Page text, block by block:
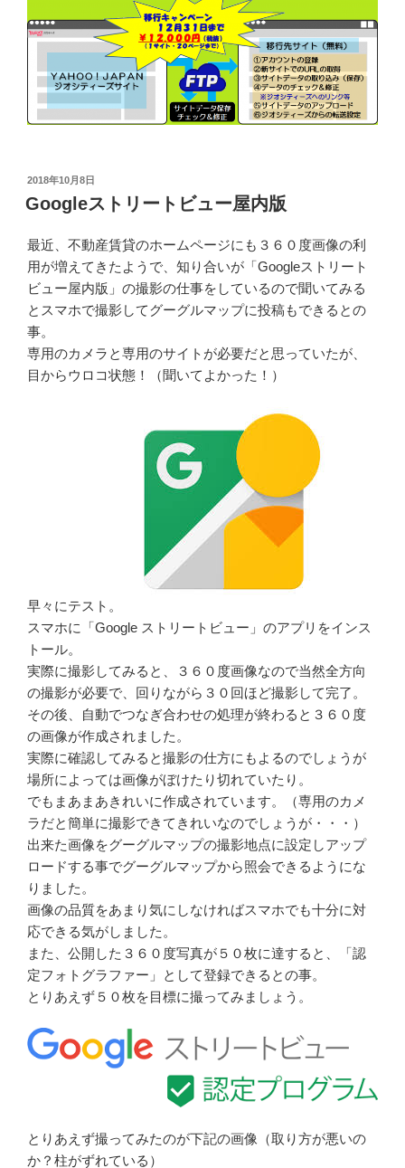
投
稿
日:
2018年10月8日
Googleストリートビュー屋内版
最近、不動産賃貸のホームページにも３６０度画像の利
用が増えてきたようで、知り合いが「Googleストリート
ビュー屋内版」の撮影の仕事をしているので聞いてみる
とスマホで撮影してグーグルマップに投稿もできるとの
事。
専用のカメラと専用のサイトが必要だと思っていたが、
目からウロコ状態！（聞いてよかった！）
早々にテスト。
スマホに「Google ストリートビュー」のアプリをインス
トール。
実際に撮影してみると、３６０度画像なので当然全方向
の撮影が必要で、回りながら３０回ほど撮影して完了。
その後、自動でつなぎ合わせの処理が終わると３６０度
の画像が作成されました。
実際に確認してみると撮影の仕方にもよるのでしょうが
場所によっては画像がぼけたり切れていたり。
でもまあまあきれいに作成されています。（専用のカメ
ラだと簡単に撮影できてきれいなのでしょうが・・・）
出来た画像をグーグルマップの撮影地点に設定しアップ
ロードする事でグーグルマップから照会できるようにな
りました。
画像の品質をあまり気にしなければスマホでも十分に対
応できる気がしました。
また、公開した３６０度写真が５０枚に達すると、「認
定フォトグラファー」として登録できるとの事。
とりあえず５０枚を目標に撮ってみましょう。
とりあえず撮ってみたのが下記の画像（取り方が悪いの
か？柱がずれている）